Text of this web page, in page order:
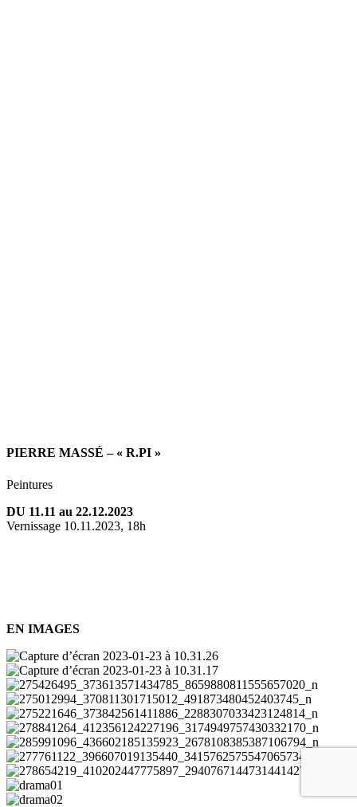
PIERRE MASSÉ – « R.PI »
Peintures
DU 11.11 au 22.12.2023
Vernissage 10.11.2023, 18h
EN IMAGES
Capture
d’écran
2023-
01-
23
à
10.31.26
Capture
d’écran
2023-
01-
23
à
10.31.17
275426495_373613571434785_8659880811555657020_n
275012994_370811301715012_491873480452403745_n
275221646_373842561411886_2288307033423124814_n
278841264_412356124227196_3174949757430332170_n
285991096_436602185135923_2678108385387106794_n
277761122_396607019135440_3415762575547065734_n
278654219_410202447775897_2940767144731441427_n
drama01